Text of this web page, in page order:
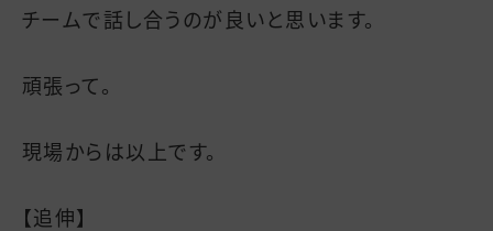
チームで話し合うのが良いと思います。
頑張って。
現場からは以上です。
【追伸】